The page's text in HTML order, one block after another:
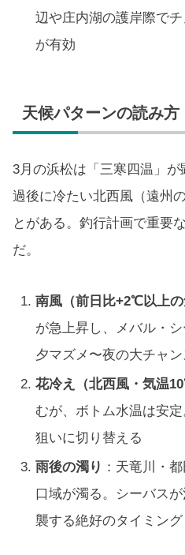
辺や庄内湖の護岸際で
が有効
天候パターンの読み方
3月の浜松は「三寒四温」
過後に冷たい北西風（遠州
とがある。釣行計画で重要
だ。
南風（前日比+2℃以上の
が急上昇し、メバル・
夕マズメ〜夜の大チャン
花冷え（北西風・気温
むが、ボトム水温は安
狙いに切り替える
雨後の濁り ：天竜川・
口域が濁る。シーバス
襲する絶好のタイミング